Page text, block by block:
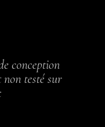
conception
testé sur